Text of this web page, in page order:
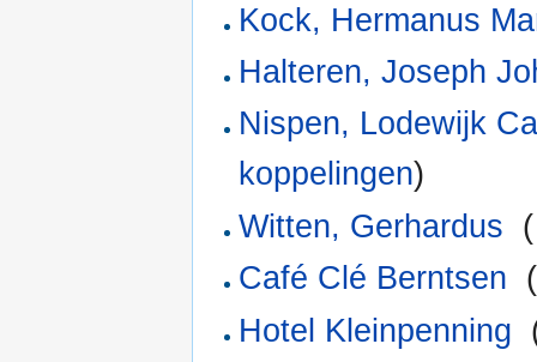
Kock, Hermanus
Halteren, Joseph
Nispen, Lodewijk
koppelingen)
Witten, Gerhardus (
Café Clé Berntsen (
Hotel Kleinpenning